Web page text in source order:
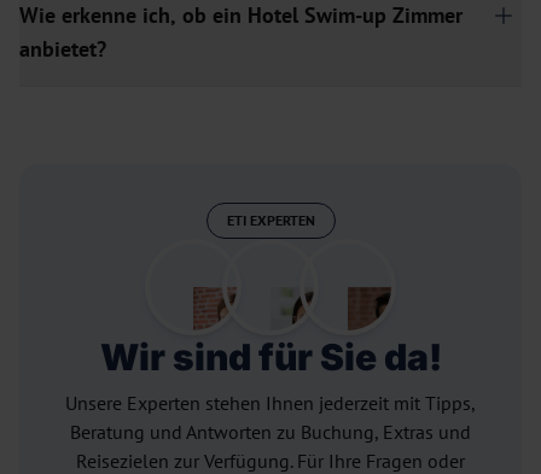
Wie erkenne ich, ob ein Hotel Swim-up Zimmer
anbietet?
ETI EXPERTEN
Wir sind für Sie da!
Unsere Experten stehen Ihnen jederzeit mit Tipps,
Beratung und Antworten zu Buchung, Extras und
Reisezielen zur Verfügung. Für Ihre Fragen oder